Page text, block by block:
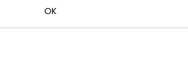
al telèfon al 93 758 23 61
Bústia ciutadana
OK